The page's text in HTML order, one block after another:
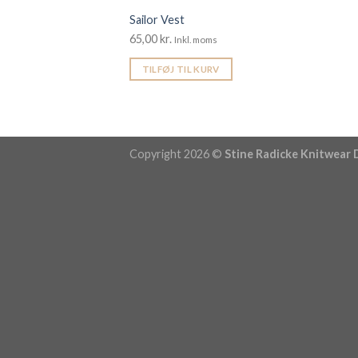
Sailor Vest
65,00kr. Inkl. moms
TILFØJ TIL KURV
Copyright 2026 © Stine Radicke Knitwear